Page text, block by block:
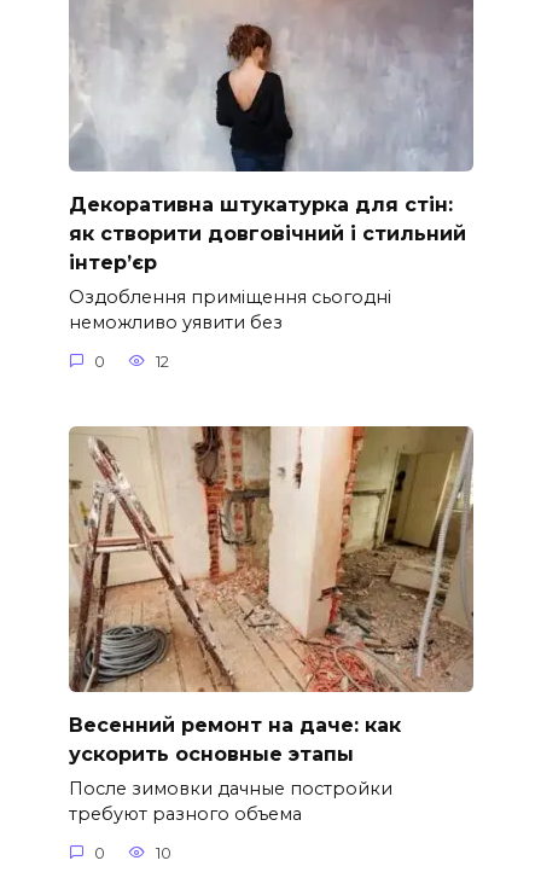
Декоративна штукатурка для стін:
як створити довговічний і стильний
інтер’єр
Оздоблення приміщення сьогодні
неможливо уявити без
0 12
Весенний ремонт на даче: как
ускорить основные этапы
После зимовки дачные постройки
требуют разного объема
0 10